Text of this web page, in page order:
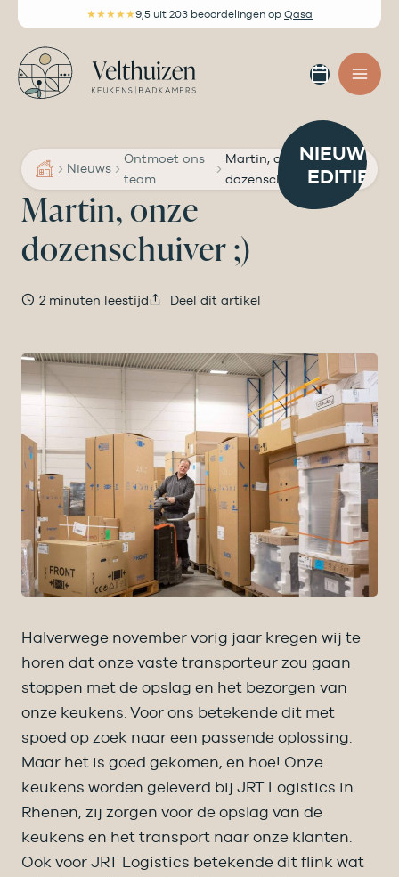
inhoud
★★★★★9,5 uit 203 beoordelingen op Qasa
maken
Nieuws
Ontmoet ons
team
Martin, onze
dozenschuiver ;)
Martin, onze
dozenschuiver ;)
2 minuten leestijd Deel dit artikel
Halverwege november vorig jaar kregen wij te
horen dat onze vaste transporteur zou gaan
stoppen met de opslag en het bezorgen van
onze keukens. Voor ons betekende dit met
spoed op zoek naar een passende oplossing.
Maar het is goed gekomen, en hoe! Onze
keukens worden geleverd bij JRT Logistics in
Rhenen, zij zorgen voor de opslag van de
keukens en het transport naar onze klanten.
Ook voor JRT Logistics betekende dit flink wat
NIEUWE
EDITIE